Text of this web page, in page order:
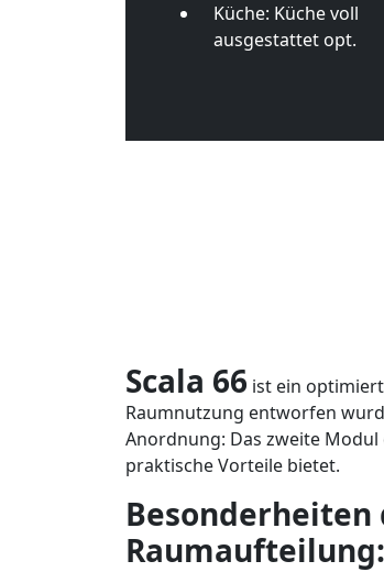
Küche: Küche voll
ausgestattet opt.
Scala 66 ist ein
Raumnutzung entworfen
Anordnung: Das zweite
praktische Vorteile bietet.
Raumaufteilung: